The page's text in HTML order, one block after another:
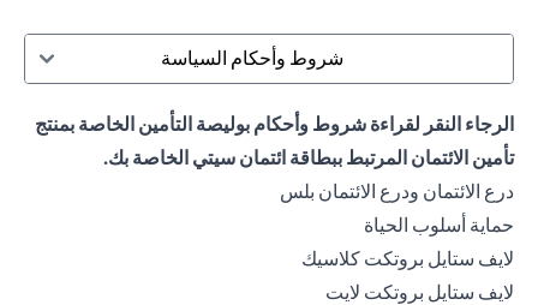
شروط وأحكام السياسة
الرجاء النقر لقراءة شروط وأحكام بوليصة التأمين الخاصة بمنتج
تأمين الائتمان المرتبط ببطاقة ائتمان سيتي الخاصة بك.
درع الائتمان ودرع الائتمان بلس
حماية أسلوب الحياة
لايف ستايل بروتكت كلاسيك
لايف ستايل بروتكت لايت